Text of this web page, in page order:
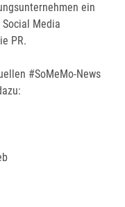
ein
Media
PR.
#SoMeMo-News